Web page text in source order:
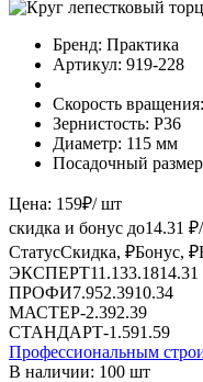
Бренд: Практика
Артикул: 919-228
Скорость вращения:
Зернистость: Р36
Диаметр: 115 мм
Посадочный
Цена: 159₽/ шт
скидка и бонус до14.31
СтатусСкидка, ₽Бонус, ₽
ЭКСПЕРТ11.133.1814.31
ПРОФИ7.952.3910.34
МАСТЕР-2.392.39
СТАНДАРТ-1.591.59
Профессиональным
В наличии: 100 шт